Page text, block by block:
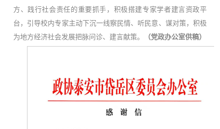
方、践行社会责任的重要抓手，积极搭建专家学者建言资政平
台，引导校内专家主动下沉一线察民情、听民意、谋对策，积极
为地方经济社会发展把脉问诊、建言献策。
（党政办公室供稿）